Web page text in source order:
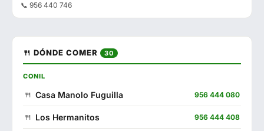
📞 956 440 746
🍴 DÓNDE COMER 30
CONIL
Casa Manolo Fuguilla 956 444 080
Los Hermanitos 956 444 408